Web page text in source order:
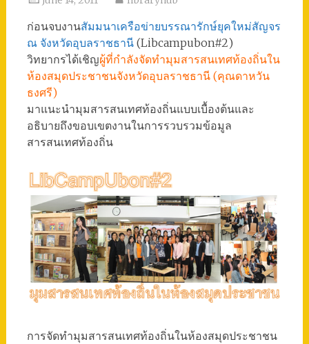
ก่อนจบงานสัมมนาเครือข่ายบรรณารักษ์ยุคใหม่สัญจร
ณ จังหวัดอุบลราชธานี(Libcampubon#2)
วิทยากรได้เชิญผู้ที่กำลังจัดทำมุมสารสนเทศท้องถิ่นใน
ห้องสมุดประชาชนจังหวัดอุบลราชธานี (คุณดาหวัน
ธงศรี)
มาแนะนำมุมสารสนเทศท้องถิ่นแบบเบื้องต้นและ
อธิบายถึงขอบเขตงานในการรวบรวมข้อมูล
สารสนเทศท้องถิ่น
การจัดทำมุมสารสนเทศท้องถิ่นในห้องสมุดประชาชน